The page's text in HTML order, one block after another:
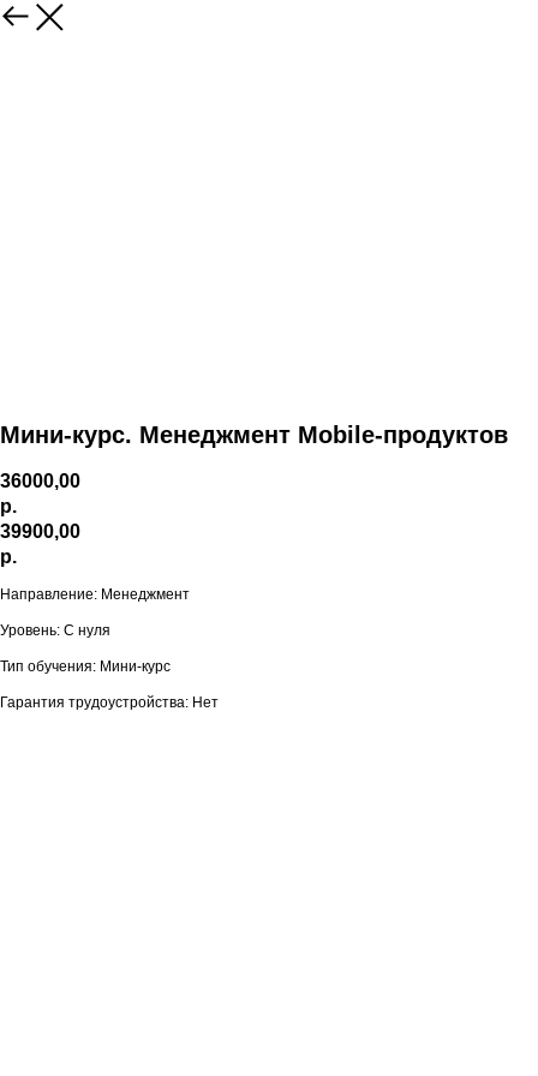
Мини-курс. Менеджмент Mobile-продуктов
36000,00
р.
39900,00
р.
Направление: Менеджмент
Уровень: С нуля
Тип обучения: Мини-курс
Гарантия трудоустройства: Нет